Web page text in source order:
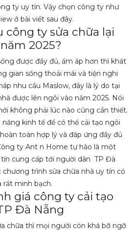
ty uy tín. Vậy chọn công ty như
ở bài viết sau đây.
công ty sửa chữa lại
2025?
được đầy đủ, ấm áp hơn thì khát
gian sống thoải mái và tiện nghi
nhu cầu Maslow, đây là lý do tại
được lên ngôi vào năm 2025. Nói
không phải lúc nào cũng cần thiết.
kinh tế để có thể cải tạo ngôi
toàn hợp lý và đáp ứng đầy đủ
ty Ant n Home tự hào là một
cung cấp tới người dân TP Đà
chương trình sửa chữa nhà uy tín có
rất minh bạch.
giá công ty cải tạo
Đà Nẵng
chữa thì mọi người còn khá bỡ ngỡ